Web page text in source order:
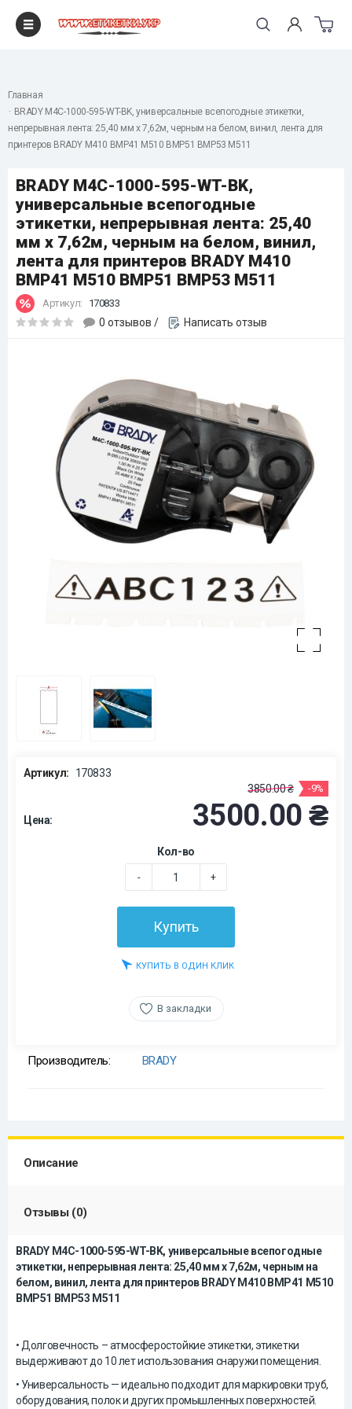
Главная
BRADY M4C-1000-595-WT-BK, универсальные всепогодные этикетки,
непрерывная лента: 25,40 мм х 7,62м, черным на белом, винил, лента для
принтеров BRADY M410 BMP41 M510 BMP51 BMP53 M511
BRADY M4C-1000-595-WT-BK,
универсальные всепогодные
этикетки, непрерывная лента: 25,40
мм х 7,62м, черным на белом, винил,
лента для принтеров BRADY M410
BMP41 M510 BMP51 BMP53 M511
Артикул: 170833
0 отзывов / Написать отзыв
Артикул: 170833
Цена:
3850.00 ₴ -9%
3500.00 ₴
Кол-во
- +
Купить
КУПИТЬ В ОДИН КЛИК
В закладки
Производитель: BRADY
Описание
Отзывы (0)
BRADY M4C-1000-595-WT-BK, универсальные всепогодные
этикетки, непрерывная лента: 25,40 мм х 7,62м, черным на
белом, винил, лента для принтеров BRADY M410 BMP41 M510
BMP51 BMP53 M511
• Долговечность – атмосферостойкие этикетки, этикетки
выдерживают до 10 лет использования снаружи помещения.
• Универсальность — идеально подходит для маркировки труб,
оборудования, полок и других промышленных поверхностей.